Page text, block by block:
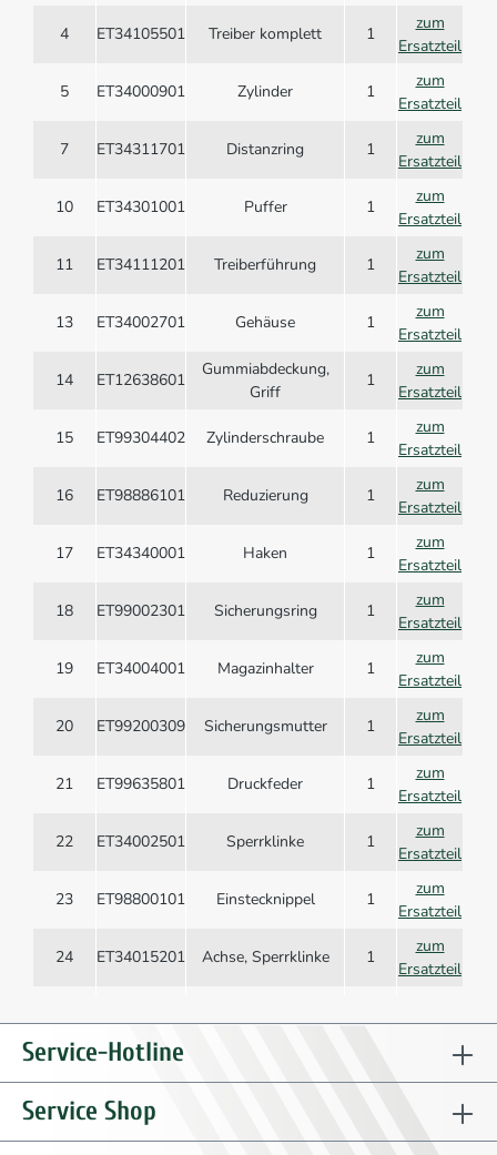
4 ET34105501 Treiber komplett 1
zum
Ersatzteil
5 ET34000901 Zylinder 1
zum
Ersatzteil
7 ET34311701 Distanzring 1
zum
Ersatzteil
10 ET34301001 Puffer 1
zum
Ersatzteil
11 ET34111201 Treiberführung 1
zum
Ersatzteil
13 ET34002701 Gehäuse 1
zum
Ersatzteil
14 ET12638601
Gummiabdeckung,
Griff
1
zum
Ersatzteil
15 ET99304402 Zylinderschraube 1
zum
Ersatzteil
16 ET98886101 Reduzierung 1
zum
Ersatzteil
17 ET34340001 Haken 1
zum
Ersatzteil
18 ET99002301 Sicherungsring 1
zum
Ersatzteil
19 ET34004001 Magazinhalter 1
zum
Ersatzteil
20 ET99200309 Sicherungsmutter 1
zum
Ersatzteil
21 ET99635801 Druckfeder 1
zum
Ersatzteil
22 ET34002501 Sperrklinke 1
zum
Ersatzteil
23 ET98800101 Einstecknippel 1
zum
Ersatzteil
24 ET34015201 Achse, Sperrklinke 1
zum
Ersatzteil
Ersatzteil
Ersatzteil
ET34347301
komplett
Ersatzteil
Service-Hotline
Service Shop